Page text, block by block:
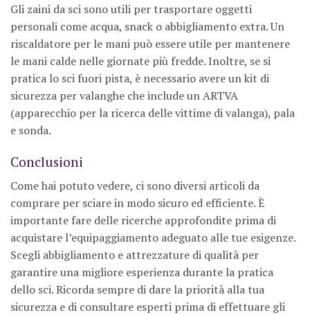
Gli zaini da sci sono utili per trasportare oggetti
personali come acqua, snack o abbigliamento extra. Un
riscaldatore per le mani può essere utile per mantenere
le mani calde nelle giornate più fredde. Inoltre, se si
pratica lo sci fuori pista, è necessario avere un kit di
sicurezza per valanghe che include un ARTVA
(apparecchio per la ricerca delle vittime di valanga), pala
e sonda.
Conclusioni
Come hai potuto vedere, ci sono diversi articoli da
comprare per sciare in modo sicuro ed efficiente. È
importante fare delle ricerche approfondite prima di
acquistare l’equipaggiamento adeguato alle tue esigenze.
Scegli abbigliamento e attrezzature di qualità per
garantire una migliore esperienza durante la pratica
dello sci. Ricorda sempre di dare la priorità alla tua
sicurezza e di consultare esperti prima di effettuare gli